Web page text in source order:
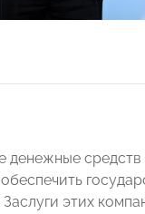
денежные
этих